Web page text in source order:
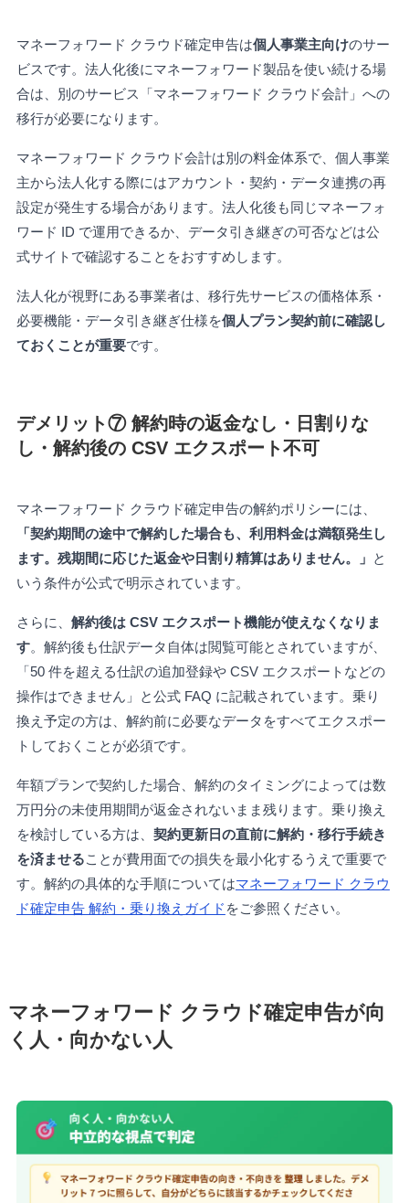
マネーフォワード クラウド確定申告は個人事業主向けのサー
ビスです。法人化後にマネーフォワード製品を使い続ける場
合は、別のサービス「マネーフォワード クラウド会計」への
移行が必要になります。
マネーフォワード クラウド会計は別の料金体系で、個人事業
主から法人化する際にはアカウント・契約・データ連携の再
設定が発生する場合があります。法人化後も同じマネーフォ
ワード ID で運用できるか、データ引き継ぎの可否などは公
式サイトで確認することをおすすめします。
法人化が視野にある事業者は、移行先サービスの価格体系・
必要機能・データ引き継ぎ仕様を個人プラン契約前に確認し
ておくことが重要です。
デメリット⑦ 解約時の返金なし・日割りな
し・解約後の CSV エクスポート不可
マネーフォワード クラウド確定申告の解約ポリシーには、
「契約期間の途中で解約した場合も、利用料金は満額発生し
ます。残期間に応じた返金や日割り精算はありません。」 と
いう条件が公式で明示されています。
さらに、 解約後は CSV エクスポート機能が使えなくなりま
す。解約後も仕訳データ自体は閲覧可能とされていますが、
「50 件を超える仕訳の追加登録や CSV エクスポートなどの
操作はできません」と公式 FAQ に記載されています。乗り
換え予定の方は、解約前に必要なデータをすべてエクスポー
トしておくことが必須です。
年額プランで契約した場合、解約のタイミングによっては数
万円分の未使用期間が返金されないまま残ります。乗り換え
を検討している方は、 契約更新日の直前に解約・移行手続き
を済ませることが費用面での損失を最小化するうえで重要で
す。解約の具体的な手順についてはマネーフォワード クラウ
ド確定申告 解約・乗り換えガイド をご参照ください。
マネーフォワード クラウド確定申告が向
く人・向かない人